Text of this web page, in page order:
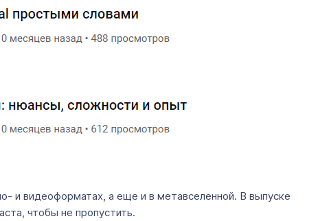
и видеоформатах, а еще и в метавселенной. В выпуске
чтобы не пропустить.